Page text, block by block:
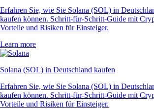
Erfahren Sie, wie Sie Solana (SOL) in
kaufen können. Schritt-für-Schritt-Guide mit
Vorteile und Risiken für Einsteiger.
Learn more
Solana (SOL) in Deutschland kaufen
Erfahren Sie, wie Sie Solana (SOL) in
kaufen können. Schritt-für-Schritt-Guide mit
Vorteile und Risiken für Einsteiger.